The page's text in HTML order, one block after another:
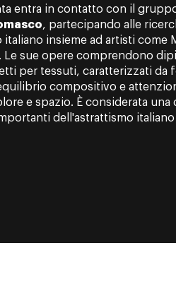
entra in contatto con il
, partecipando alle
insieme ad artisti come
Le sue opere comprendono
per tessuti, caratterizzati da
compositivo e
e spazio. È considerata una
dell'astrattismo italiano